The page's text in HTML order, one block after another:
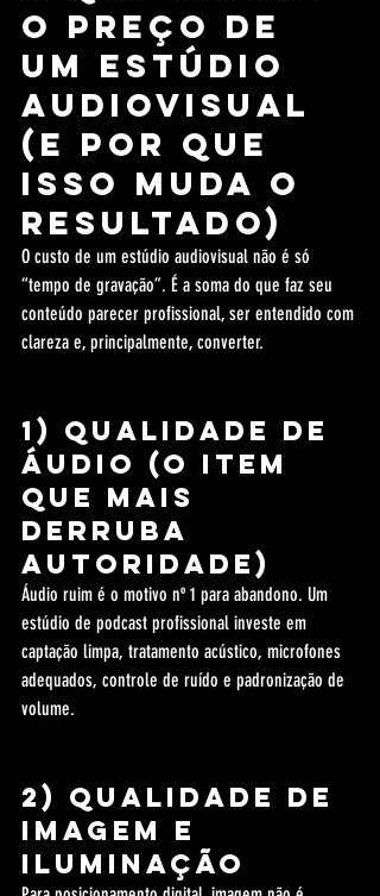
o preço de
um estúdio
audiovisual
(e por que
isso muda o
resultado)
O custo de um estúdio audiovisual não é só
“tempo de gravação”. É a soma do que faz seu
conteúdo parecer profissional, ser entendido com
clareza e, principalmente, converter.
1) Qualidade de
áudio (o item
que mais
derruba
autoridade)
Áudio ruim é o motivo nº 1 para abandono. Um
estúdio de podcast profissional investe em
captação limpa, tratamento acústico, microfones
adequados, controle de ruído e padronização de
volume.
2) Qualidade de
imagem e
iluminação